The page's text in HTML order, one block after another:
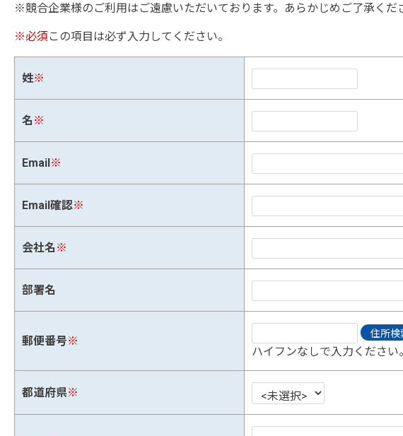
※競合企業様のご利用はご遠慮いただいております。あらかじめご了承くだ
※必須 この項目は必ず入力してください。
姓※
名 ※
Email※
Email確認※
会社名 ※
部署名
郵便番号※
ハイフンなしで入力ください
都道府県※